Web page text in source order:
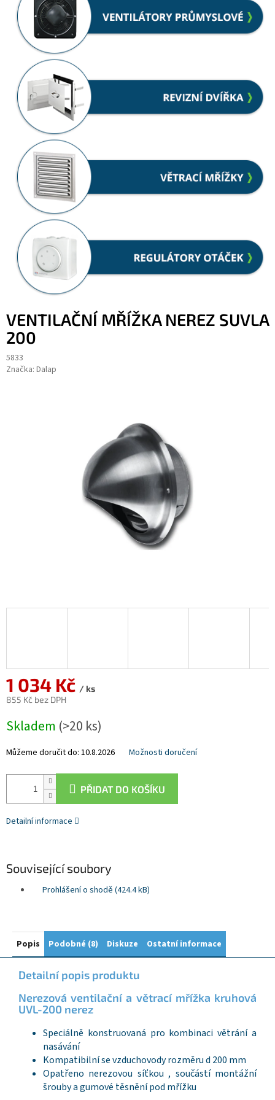
VENTILAČNÍ MŘÍŽKA NEREZ SUVLA
200
5833
Značka: Dalap
1 034 Kč / ks
855 Kč bez DPH
cena:
Skladem (>20 ks)
Můžeme doručit do: 10.8.2026 Možnosti doručení
PŘIDAT DO KOŠÍKU
Detailní informace
Související soubory
Prohlášení o shodě (424.4 kB)
Popis Podobné (8) Diskuze Ostatní informace
Detailní popis produktu
Nerezová ventilační a větrací mřížka kruhová
UVL-200 nerez
Speciálně konstruovaná pro kombinaci větrání a
nasávání
Kompatibilní se vzduchovody rozměru d 200 mm
Opatřeno nerezovou síťkou , součástí montážní
šrouby a gumové těsnění pod mřížku